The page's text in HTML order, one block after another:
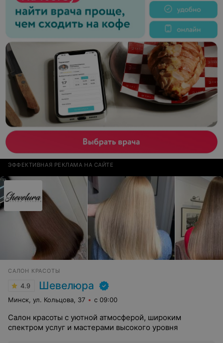
ЭФФЕКТИВНАЯ РЕКЛАМА НА САЙТЕ
САЛОН КРАСОТЫ
4.9 Шевелюра
Минск, ул. Кольцова, 37 с 09:00
Салон красоты с уютной атмосферой, широким
спектром услуг и мастерами высокого уровня